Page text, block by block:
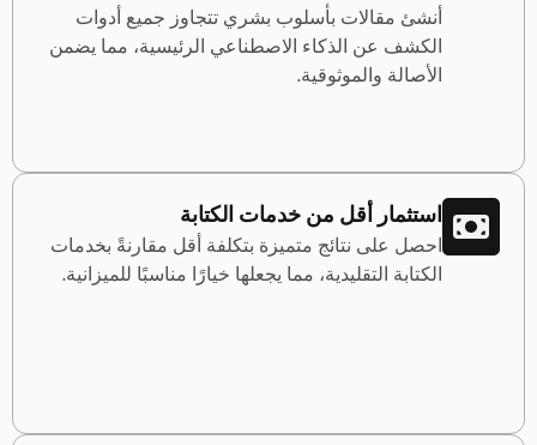
أنشئ مقالات بأسلوب بشري تتجاوز جميع أدوات
الكشف عن الذكاء الاصطناعي الرئيسية، مما يضمن
الأصالة والموثوقية.
استثمار أقل من خدمات الكتابة
احصل على نتائج متميزة بتكلفة أقل مقارنةً بخدمات
الكتابة التقليدية، مما يجعلها خيارًا مناسبًا للميزانية.